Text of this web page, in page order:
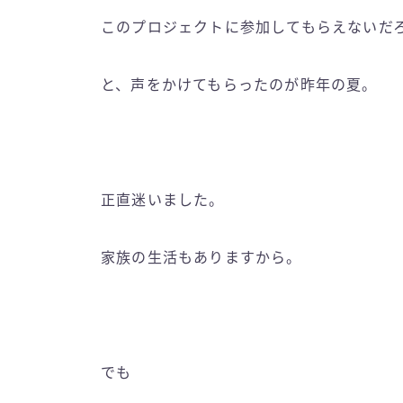
このプロジェクトに参加してもらえないだ
と、声をかけてもらったのが昨年の夏。
正直迷いました。
家族の生活もありますから。
でも